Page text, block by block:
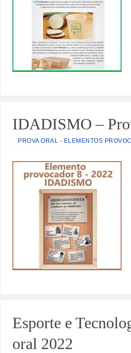
IDADISMO –
PROVA ORAL - ELEMENTOS
Esporte e
oral 2022